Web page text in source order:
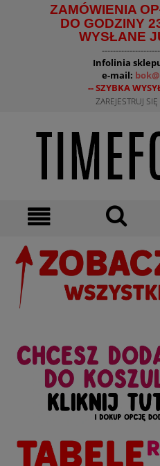
ZAMÓWIENIA
DO GODZINY
WYSŁANE
Infolinia sklepu
e-mail:
-- SZYBKA
ZAREJESTRUJ SIĘ